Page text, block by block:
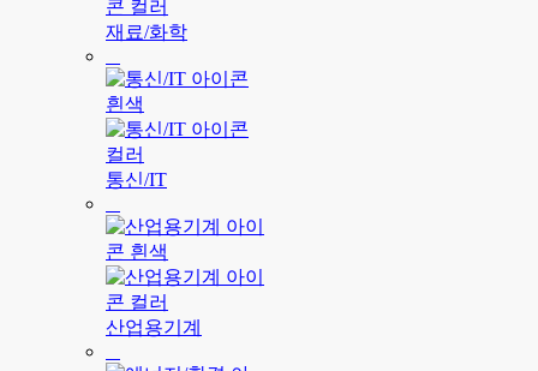
재료/화학
통신/IT
산업용기계